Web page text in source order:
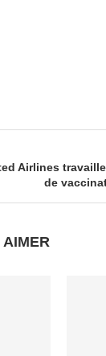
Airlines
de